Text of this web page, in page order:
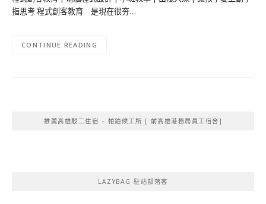
指思考 程式創客教育 是現在很夯…
CONTINUE READING
推薦高雄駁二住宿 – 帕鉑候工所 [ 前高雄港務局員工宿舍]
LAZYBAG 駐站部落客